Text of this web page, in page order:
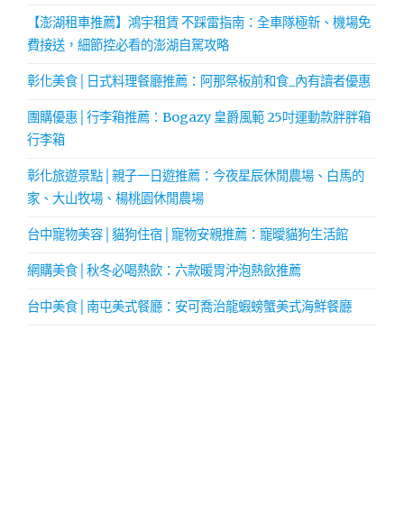
【澎湖租車推薦】鴻宇租賃 不踩雷指南：全車隊極新、機場免
費接送，細節控必看的澎湖自駕攻略
彰化美食│日式料理餐廳推薦：阿那祭板前和食_內有讀者優惠
團購優惠│行李箱推薦：Bogazy 皇爵風範 25吋運動款胖胖箱
行李箱
彰化旅遊景點│親子一日遊推薦：今夜星辰休閒農場、白馬的
家、大山牧場、楊桃園休閒農場
台中寵物美容│貓狗住宿│寵物安親推薦：寵曖貓狗生活館
網購美食│秋冬必喝熱飲：六款暖胃沖泡熱飲推薦
台中美食│南屯美式餐廳：安可喬治龍蝦螃蟹美式海鮮餐廳